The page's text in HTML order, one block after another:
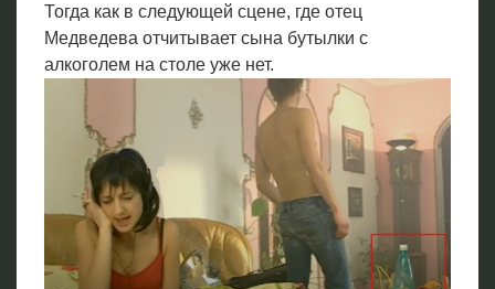
Тогда как в следующей сцене, где отец
Медведева отчитывает сына бутылки с
алкоголем на столе уже нет.